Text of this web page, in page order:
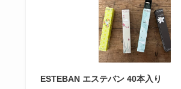
ESTEBAN エステバン 40本入り